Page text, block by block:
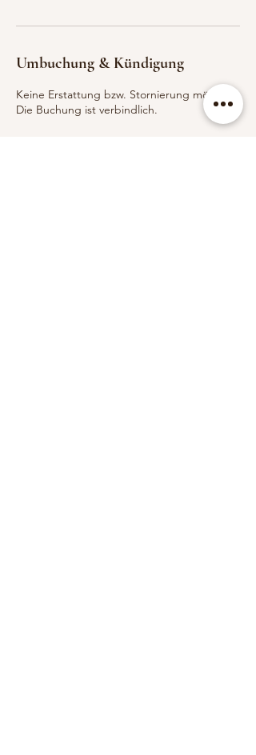
Umbuchung & Kündigung
Keine Erstattung bzw. Stornierung möglich!
Die Buchung ist verbindlich.